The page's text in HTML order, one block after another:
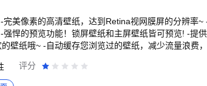
以美化手机桌面，还能提供实时的天气信息和日历提
图标的魔法应用：快捷换图标，赶快来下载吧！联系
键清空，不占设备空间！ -
评分